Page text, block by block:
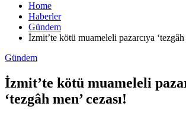
Home
Haberler
Gündem
İzmit’te kötü muameleli pazarcıya ‘tezgâh
Gündem
İzmit’te kötü muameleli
‘tezgâh men’ cezası!